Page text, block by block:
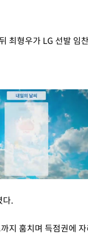
최형우가 LG 선발 임
다.
지 훔치며 득점권에